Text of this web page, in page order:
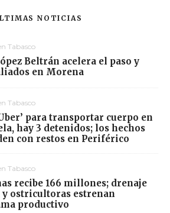
NOTICIAS
Tabasco
Beltrán acelera el paso y
en Morena
Tabasco
para transportar cuerpo en
hay 3 detenidos; los hechos
con restos en Periférico
Tabasco
recibe 166 millones; drenaje
y ostricultoras estrenan
productivo